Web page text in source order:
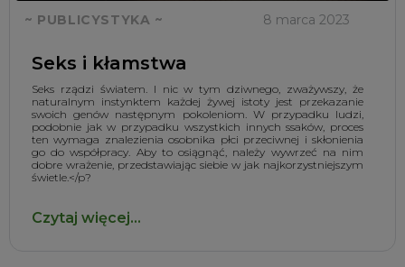
~ PUBLICYSTYKA ~ 8 marca 2023
Seks i kłamstwa
Seks rządzi światem. I nic w tym dziwnego, zważywszy, że
naturalnym instynktem każdej żywej istoty jest przekazanie
swoich genów następnym pokoleniom. W przypadku ludzi,
podobnie jak w przypadku wszystkich innych ssaków, proces
ten wymaga znalezienia osobnika płci przeciwnej i skłonienia
go do współpracy. Aby to osiągnąć, należy wywrzeć na nim
dobre wrażenie, przedstawiając siebie w jak najkorzystniejszym
świetle.</p?
Czytaj więcej...